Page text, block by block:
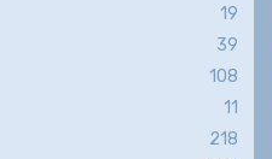
19
39
108
11
218